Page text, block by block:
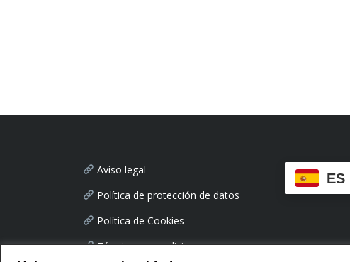
Aviso legal
Política de protección de datos
Política de Cookies
Términos y condiciones
ES